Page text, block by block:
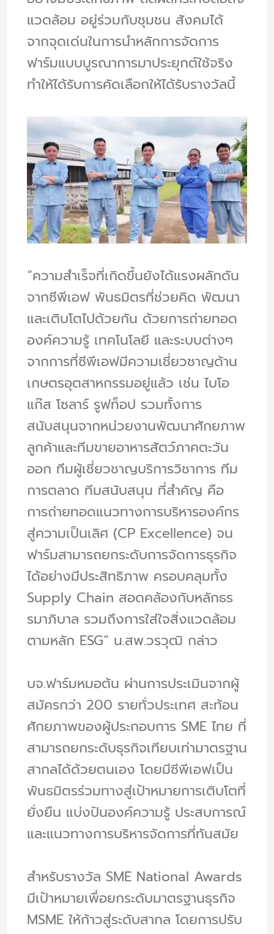
แวดล้อม อยู่ร่วมกับชุมชน สังคมได้
จากจุดเด่นในการนำหลักการจัดการ
ฟาร์มแบบบูรณาการมาประยุกต์ใช้จริง
ทำให้ได้รับการคัดเลือกให้ได้รับรางวัลนี้
“ความสำเร็จที่เกิดขึ้นยังได้แรงผลักดัน
จากซีพีเอฟ พันธมิตรที่ช่วยคิด พัฒนา
และเติบโตไปด้วยกัน ด้วยการถ่ายทอด
องค์ความรู้ เทคโนโลยี และระบบต่างๆ
จากการที่ซีพีเอฟมีความเชี่ยวชาญด้าน
เกษตรอุตสาหกรรมอยู่แล้ว เช่น ไบโอ
แก๊ส โซลาร์ รูฟท็อป รวมทั้งการ
สนับสนุนจากหน่วยงานพัฒนาศักยภาพ
ลูกค้าและทีมขายอาหารสัตว์ภาคตะวัน
ออก ทีมผู้เชี่ยวชาญบริการวิชาการ ทีม
การตลาด ทีมสนับสนุน ที่สำคัญ คือ
การถ่ายทอดแนวทางการบริหารองค์กร
สู่ความเป็นเลิศ (CP Excellence) จน
ฟาร์มสามารถยกระดับการจัดการธุรกิจ
ได้อย่างมีประสิทธิภาพ ครอบคลุมทั้ง
Supply Chain สอดคล้องกับหลักธร
รมาภิบาล รวมถึงการใส่ใจสิ่งแวดล้อม
ตามหลัก ESG” น.สพ.วรวุฒิ กล่าว
บจ.ฟาร์มหมอต้น ผ่านการประเมินจากผู้
สมัครกว่า 200 รายทั่วประเทศ สะท้อน
ศักยภาพของผู้ประกอบการ SME ไทย ที่
สามารถยกระดับธุรกิจเทียบเท่ามาตรฐาน
สากลได้ด้วยตนเอง โดยมีซีพีเอฟเป็น
พันธมิตรร่วมทางสู่เป้าหมายการเติบโตที่
ยั่งยืน แบ่งปันองค์ความรู้ ประสบการณ์
และแนวทางการบริหารจัดการที่ทันสมัย
สำหรับรางวัล SME National Awards
มีเป้าหมายเพื่อยกระดับมาตรฐานธุรกิจ
MSME ให้ก้าวสู่ระดับสากล โดยการปรับ